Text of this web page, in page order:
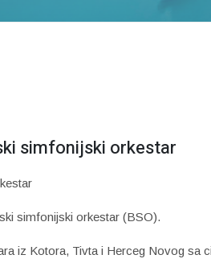
simfonijski orkestar
simfonijski orkestar (BSO).
iz Kotora, Tivta i Herceg Novog sa